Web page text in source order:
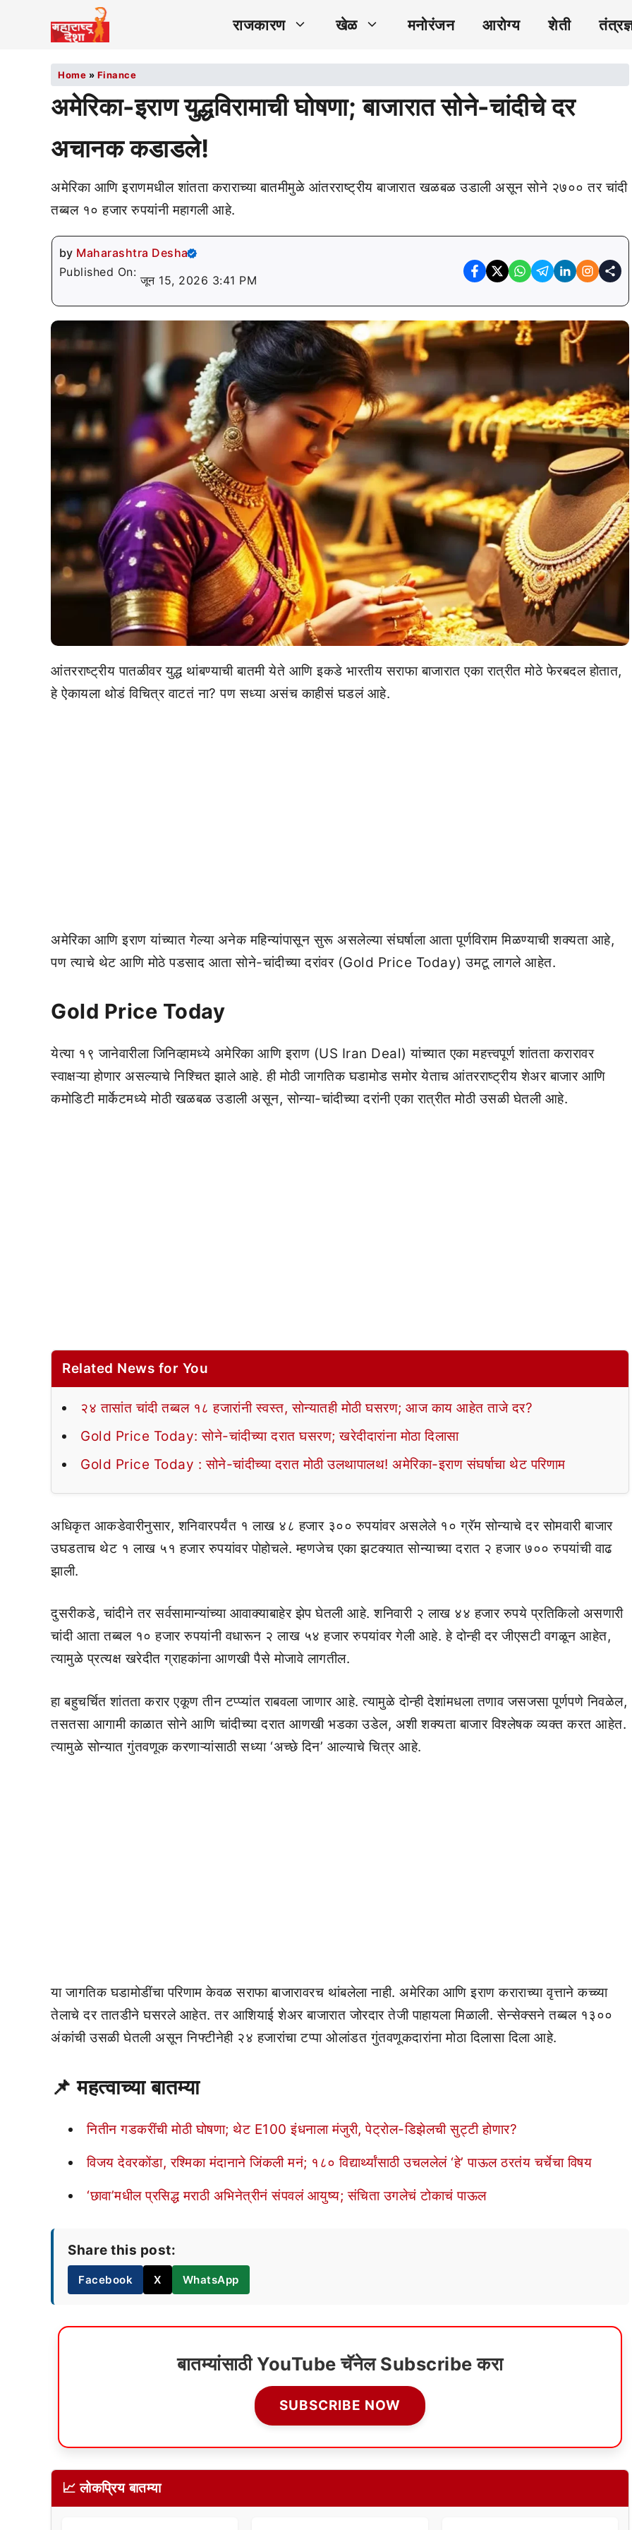
राजकारण खेळ मनोरंजन आरोग्य शेती
Home » Finance
अमेरिका-इराण युद्धविरामाची घोषणा; बाजारात सोने-चांदीचे दर
अचानक कडाडले!
अमेरिका आणि इराणमधील शांतता कराराच्या बातमीमुळे आंतरराष्ट्रीय बाजारात खळबळ उडाली असून सोने २७०० तर चांदी
तब्बल १० हजार रुपयांनी महागली आहे.
by Maharashtra Desha
Published On:
जून 15, 2026 3:41 PM
आंतरराष्ट्रीय पातळीवर युद्ध थांबण्याची बातमी येते आणि इकडे भारतीय सराफा बाजारात एका रात्रीत मोठे फेरबदल होतात,
हे ऐकायला थोडं विचित्र वाटतं ना? पण सध्या असंच काहीसं घडलं आहे.
अमेरिका आणि इराण यांच्यात गेल्या अनेक महिन्यांपासून सुरू असलेल्या संघर्षाला आता पूर्णविराम मिळण्याची शक्यता आहे,
पण त्याचे थेट आणि मोठे पडसाद आता सोने-चांदीच्या दरांवर (Gold Price Today) उमटू लागले आहेत.
Gold Price Today
येत्या १९ जानेवारीला जिनिव्हामध्ये अमेरिका आणि इराण (US Iran Deal) यांच्यात एका महत्त्वपूर्ण शांतता करारावर
स्वाक्षऱ्या होणार असल्याचे निश्चित झाले आहे. ही मोठी जागतिक घडामोड समोर येताच आंतरराष्ट्रीय शेअर बाजार आणि
कमोडिटी मार्केटमध्ये मोठी खळबळ उडाली असून, सोन्या-चांदीच्या दरांनी एका रात्रीत मोठी उसळी घेतली आहे.
Related News for You
२४ तासांत चांदी तब्बल १८ हजारांनी स्वस्त, सोन्यातही मोठी घसरण; आज काय आहेत ताजे दर?
Gold Price Today: सोने-चांदीच्या दरात घसरण; खरेदीदारांना मोठा दिलासा
Gold Price Today : सोने-चांदीच्या दरात मोठी उलथापालथ! अमेरिका-इराण संघर्षाचा थेट परिणाम
अधिकृत आकडेवारीनुसार, शनिवारपर्यंत १ लाख ४८ हजार ३०० रुपयांवर असलेले १० ग्रॅम सोन्याचे दर सोमवारी बाजार
उघडताच थेट १ लाख ५१ हजार रुपयांवर पोहोचले. म्हणजेच एका झटक्यात सोन्याच्या दरात २ हजार ७०० रुपयांची वाढ
झाली.
दुसरीकडे, चांदीने तर सर्वसामान्यांच्या आवाक्याबाहेर झेप घेतली आहे. शनिवारी २ लाख ४४ हजार रुपये प्रतिकिलो असणारी
चांदी आता तब्बल १० हजार रुपयांनी वधारून २ लाख ५४ हजार रुपयांवर गेली आहे. हे दोन्ही दर जीएसटी वगळून आहेत,
त्यामुळे प्रत्यक्ष खरेदीत ग्राहकांना आणखी पैसे मोजावे लागतील.
हा बहुचर्चित शांतता करार एकूण तीन टप्प्यांत राबवला जाणार आहे. त्यामुळे दोन्ही देशांमधला तणाव जसजसा पूर्णपणे निवळेल,
तसतसा आगामी काळात सोने आणि चांदीच्या दरात आणखी भडका उडेल, अशी शक्यता बाजार विश्लेषक व्यक्त करत आहेत.
त्यामुळे सोन्यात गुंतवणूक करणाऱ्यांसाठी सध्या ‘अच्छे दिन’ आल्याचे चित्र आहे.
या जागतिक घडामोडींचा परिणाम केवळ सराफा बाजारावरच थांबलेला नाही. अमेरिका आणि इराण कराराच्या वृत्ताने कच्च्या
तेलाचे दर तातडीने घसरले आहेत. तर आशियाई शेअर बाजारात जोरदार तेजी पाहायला मिळाली. सेन्सेक्सने तब्बल १३००
अंकांची उसळी घेतली असून निफ्टीनेही २४ हजारांचा टप्पा ओलांडत गुंतवणूकदारांना मोठा दिलासा दिला आहे.
📌महत्वाच्या बातम्या
नितीन गडकरींची मोठी घोषणा; थेट E100 इंधनाला मंजुरी, पेट्रोल-डिझेलची सुट्टी होणार?
विजय देवरकोंडा, रश्मिका मंदानाने जिंकली मनं; १८० विद्यार्थ्यांसाठी उचललेलं ‘हे’ पाऊल ठरतंय चर्चेचा विषय
‘छावा’मधील प्रसिद्ध मराठी अभिनेत्रीनं संपवलं आयुष्य; संचिता उगलेचं टोकाचं पाऊल
Share this post:
Facebook X WhatsApp
बातम्यांसाठी YouTube चॅनेल Subscribe करा
SUBSCRIBE NOW
📈 लोकप्रिय बातम्या